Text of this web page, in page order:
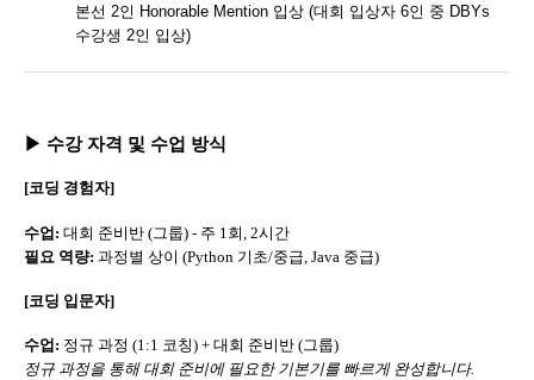
본선 2인 Honorable Mention 입상 (대회 입상자 6인 중 DBYs
수강생 2인 입상)
▶ 수강 자격 및 수업 방식
[코딩 경험자]
수업: 대회 준비반 (그룹) - 주 1회, 2시간
필요 역량: 과정별 상이 (Python 기초/중급, Java 중급)
[코딩 입문자]
수업: 정규 과정 (1:1 코칭) + 대회 준비반 (그룹)
정규 과정을 통해 대회 준비에 필요한 기본기를 빠르게 완성합니다.